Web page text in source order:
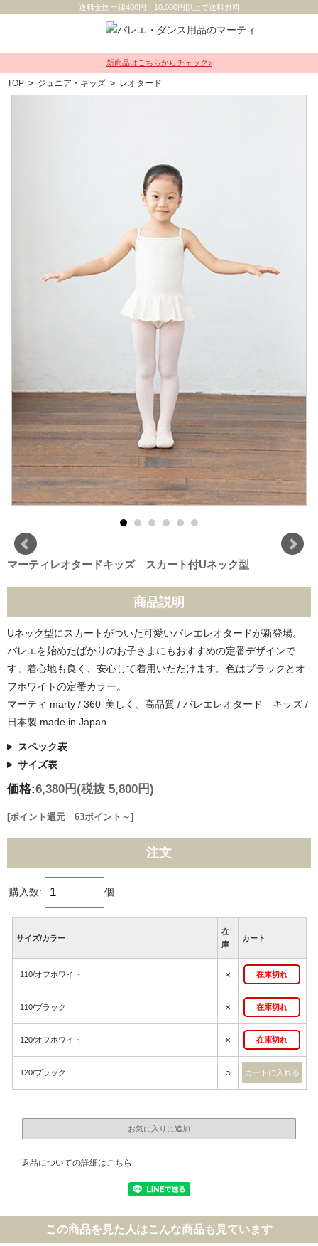
送料全国一律400円 10,000円以上で送料無料
新商品はこちらからチェック♪
TOP > ジュニア・キッズ > レオタード
マーティレオタードキッズ スカート付Uネック型
商品説明
Uネック型にスカートがついた可愛いバレエレオタードが新登場。
バレエを始めたばかりのお子さまにもおすすめの定番デザインで
す。着心地も良く、安心して着用いただけます。色はブラックとオ
フホワイトの定番カラー。
マーティ marty / 360°美しく、高品質 / バレエレオタード キッズ /
日本製 made in Japan
スペック表
サイズ表
価格:6,380円 (税抜 5,800円)
[ポイント還元 63ポイント～]
注文
購入数: 個
サイズ/カラー
在
庫
カート
110/オフホワイト × 在庫切れ
110/ブラック × 在庫切れ
120/オフホワイト × 在庫切れ
120/ブラック ○
返品についての詳細はこちら
この商品を見た人はこんな商品も見ています